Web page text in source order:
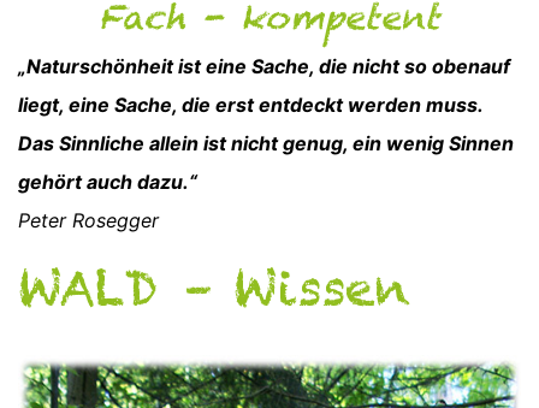
Fach - kompetent
„Naturschönheit ist eine Sache, die nicht so obenauf
liegt, eine Sache, die erst entdeckt werden muss.
Das Sinnliche allein ist nicht genug, ein wenig Sinnen
gehört auch dazu.“
Peter Rosegger
WALD – Wissen